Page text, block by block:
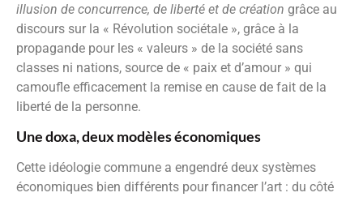
illusion de concurrence, de liberté et de création grâce au
discours sur la « Révolution sociétale », grâce à la
propagande pour les « valeurs » de la société sans
classes ni nations, source de « paix et d’amour » qui
camoufle efficacement la remise en cause de fait de la
liberté de la personne.
Une doxa, deux modèles économiques
Cette idéologie commune a engendré deux systèmes
économiques bien différents pour financer l’art : du côté